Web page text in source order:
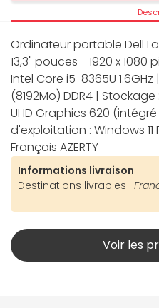
Ordinateur portable Dell
13,3" pouces - 1920 x 1080
Intel Core i5-8365U
(8192Mo) DDR4 |
UHD Graphics 620
d'exploitation : Windows 11
Français AZERTY
Informations livraison
Destinations livrables :
Voir les